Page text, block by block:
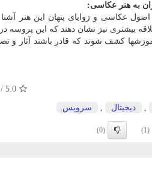
به هنر عکاسی:
اصول عکاسی و زوایای پنهان این هنر
بیشتری نیز نشان دهند که این
کشف شوند که قادر باشند آثار و
5.0
دیجیتال سرویس
(1)
(0)